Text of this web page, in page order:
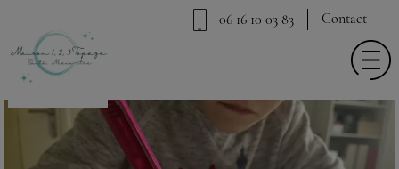
06 16 10 03 83 Contact